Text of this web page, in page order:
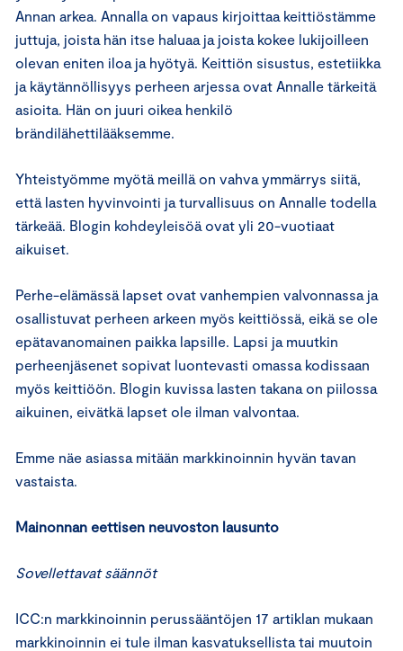
Annan arkea. Annalla on vapaus kirjoittaa keittiöstämme
juttuja, joista hän itse haluaa ja joista kokee lukijoilleen
olevan eniten iloa ja hyötyä. Keittiön sisustus, estetiikka
ja käytännöllisyys perheen arjessa ovat Annalle tärkeitä
asioita. Hän on juuri oikea henkilö
brändilähettilääksemme.
Yhteistyömme myötä meillä on vahva ymmärrys siitä,
että lasten hyvinvointi ja turvallisuus on Annalle todella
tärkeää. Blogin kohdeyleisöä ovat yli 20-vuotiaat
aikuiset.
Perhe-elämässä lapset ovat vanhempien valvonnassa ja
osallistuvat perheen arkeen myös keittiössä, eikä se ole
epätavanomainen paikka lapsille. Lapsi ja muutkin
perheenjäsenet sopivat luontevasti omassa kodissaan
myös keittiöön. Blogin kuvissa lasten takana on piilossa
aikuinen, eivätkä lapset ole ilman valvontaa.
Emme näe asiassa mitään markkinoinnin hyvän tavan
vastaista.
Mainonnan eettisen neuvoston lausunto
Sovellettavat säännöt
ICC:n markkinoinnin perussääntöjen 17 artiklan mukaan
markkinoinnin ei tule ilman kasvatuksellista tai muutoin